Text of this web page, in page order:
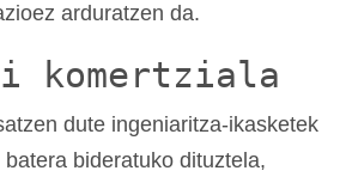
arduratzen da.
komertziala
dute ingeniaritza-ikasketek
bideratuko dituztela,